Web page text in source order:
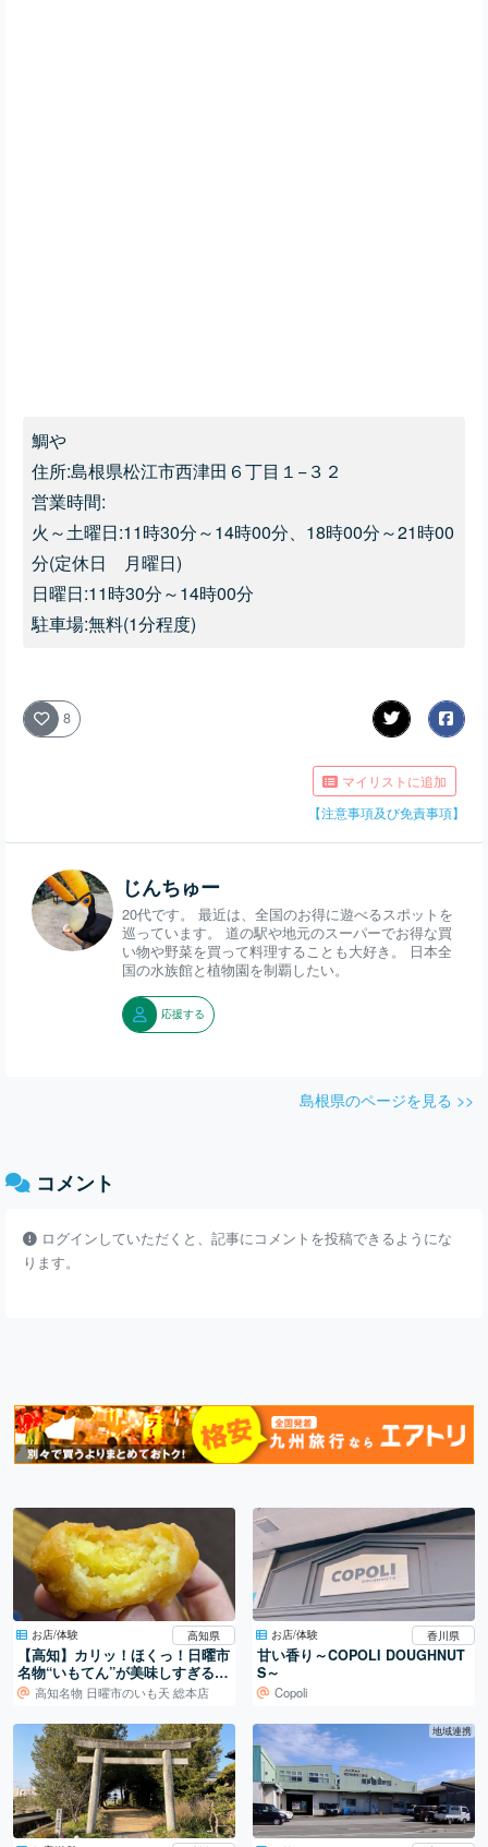
鯛や
住所:島根県松江市西津田６丁目１−３２
営業時間:
火～土曜日:11時30分～14時00分、18時00分～21時00
分(定休日 月曜日)
日曜日:11時30分～14時00分
駐車場:無料(1分程度)
8
マイリストに追加
【注意事項及び免責事項】
じんちゅー
20代です。 最近は、全国のお得に遊べるスポットを
巡っています。 道の駅や地元のスーパーでお得な買
い物や野菜を買って料理することも大好き。 日本全
国の水族館と植物園を制覇したい。
応援する
島根県のページを見る >>
コメント
ログインしていただくと、記事にコメントを投稿できるようにな
ります。
お店/体験 高知県
【高知】カリッ！ほくっ！日曜市
名物“いもてん”が美味しすぎる♪
『大平商店』
高知名物 日曜市のいも天 総本店
お店/体験 香川県
甘い香り～COPOLI DOUGHNUT
S～
Copoli
地域連携